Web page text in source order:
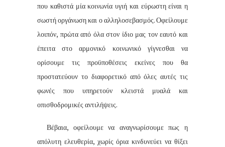
που καθιστά μία κοινωνία υγιή και εύρωστη είναι η
σωστή οργάνωση και ο αλληλοσεβασμός. Οφείλουμε
λοιπόν, πρώτα από όλα στον ίδιο μας τον εαυτό και
έπειτα στο αρμονικό κοινωνικό γίγνεσθαι να
ορίσουμε τις προϋποθέσεις εκείνες που θα
προστατεύουν το διαφορετικό από όλες αυτές τις
φωνές που υπηρετούν κλειστά μυαλά και
οπισθοδρομικές αντιλήψεις.
Βέβαια, οφείλουμε να αναγνωρίσουμε πως η
απόλυτη ελευθερία, χωρίς όρια κινδυνεύει να θίξει